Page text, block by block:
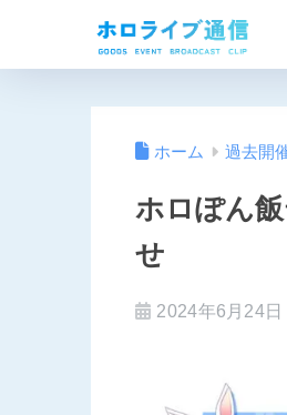
ホーム 過去開
ホロぽん
せ
2024年6月24日